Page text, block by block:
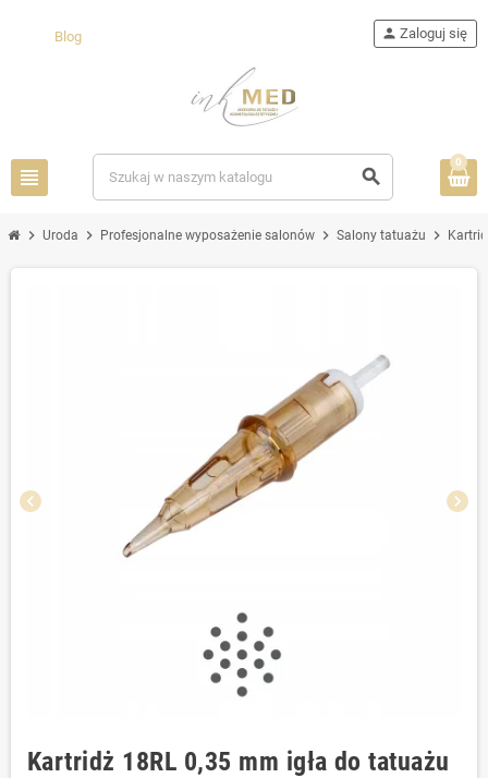
Blog
view_headline search
person Zaloguj się
0
chevron_right Uroda chevron_right Profesjonalne wyposażenie salonów chevron_right Salony tatuażu chevron_right
chevron_left chevron_right
Kartridż 18RL 0,35 mm igła do tatuażu